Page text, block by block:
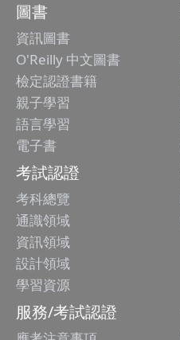
圖書
資訊圖書
O'Reilly 中文圖書
檢定認證書籍
親子學習
語言學習
電子書
考試認證
考科總覽
通識領域
資訊領域
設計領域
學習資源
服務/考試認證